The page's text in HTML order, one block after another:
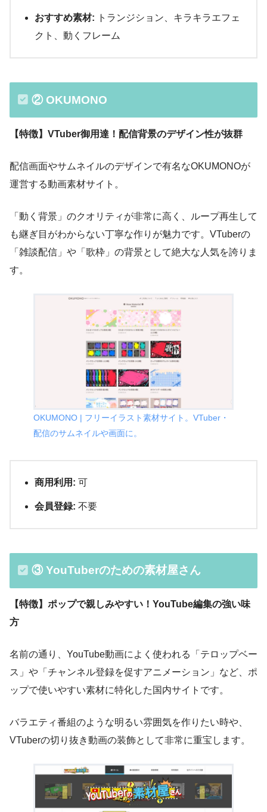
おすすめ素材: トランジション、キラキラエフェ
クト、動くフレーム
② OKUMONO
【特徴】VTuber御用達！配信背景のデザイン性が抜群
配信画面やサムネイルのデザインで有名なOKUMONOが
運営する動画素材サイト。
「動く背景」のクオリティが非常に高く、ループ再生して
も継ぎ目がわからない丁寧な作りが魅力です。VTuberの
「雑談配信」や「歌枠」の背景として絶大な人気を誇りま
す。
OKUMONO | フリーイラスト素材サイト。VTuber・
配信のサムネイルや画面に。
商用利用: 可
会員登録: 不要
③ YouTuberのための素材屋さん
【特徴】ポップで親しみやすい！YouTube編集の強い味
方
名前の通り、YouTube動画によく使われる「テロップベー
ス」や「チャンネル登録を促すアニメーション」など、ポ
ップで使いやすい素材に特化した国内サイトです。
バラエティ番組のような明るい雰囲気を作りたい時や、
VTuberの切り抜き動画の装飾として非常に重宝します。